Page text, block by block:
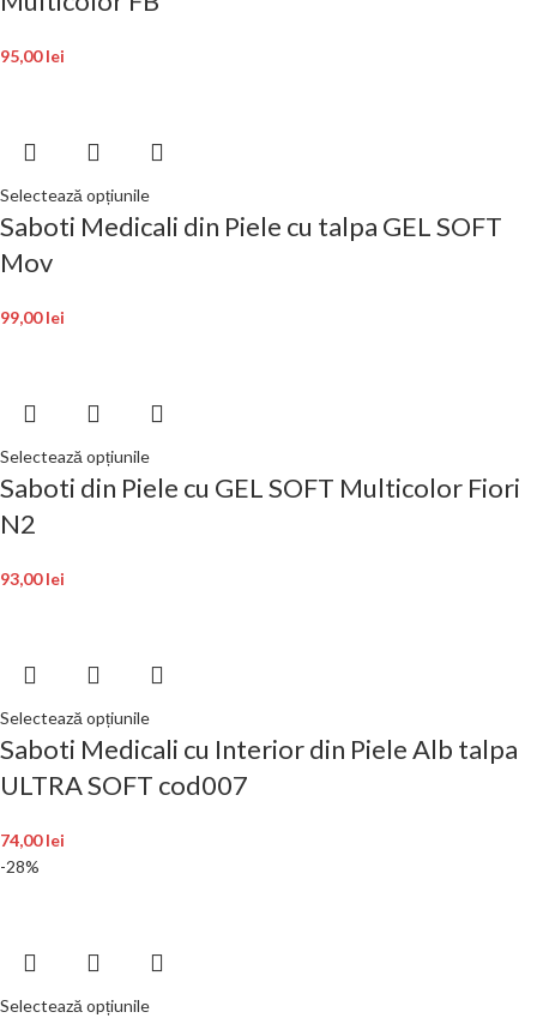
95,00lei
Selectează opțiunile
Saboti Medicali din Piele cu talpa GEL SOFT
Mov
99,00lei
Selectează opțiunile
Saboti din Piele cu GEL SOFT Multicolor Fiori
N2
93,00lei
Selectează opțiunile
Saboti Medicali cu Interior din Piele Alb talpa
ULTRA SOFT cod007
74,00lei
-28%
Selectează opțiunile